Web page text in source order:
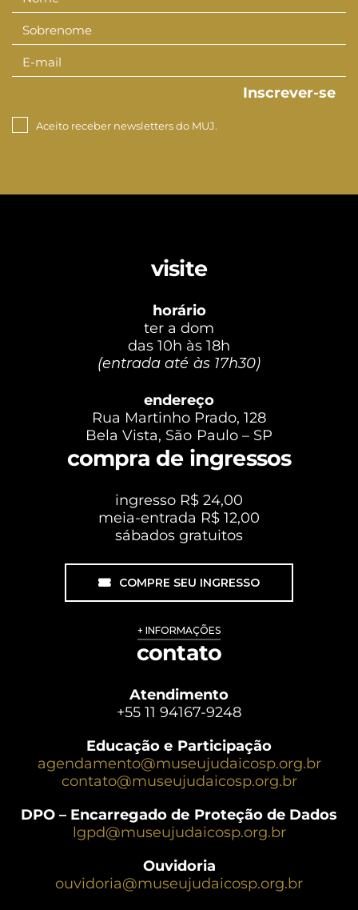
Nome
Sobrenom
Sobrenome
E-mail
Inscrever-se
Aceito receber newsletters do MUJ.
visite
horário
ter a dom
das 10h às 18h
(entrada até às 17h30)
endereço
Rua Martinho Prado, 128
Bela Vista, São Paulo – SP
compra de ingressos
ingresso R$ 24,00
meia-entrada R$ 12,00
sábados gratuitos
COMPRE SEU INGRESSO
+ INFORMAÇÕES
contato
Atendimento
+55 11 94167-9248
Educação e Participação
agendamento@museujudaicosp.org.br
contato@museujudaicosp.org.br
DPO – Encarregado de Proteção de Dados
lgpd@museujudaicosp.org.br
Ouvidoria
ouvidoria@museujudaicosp.org.br